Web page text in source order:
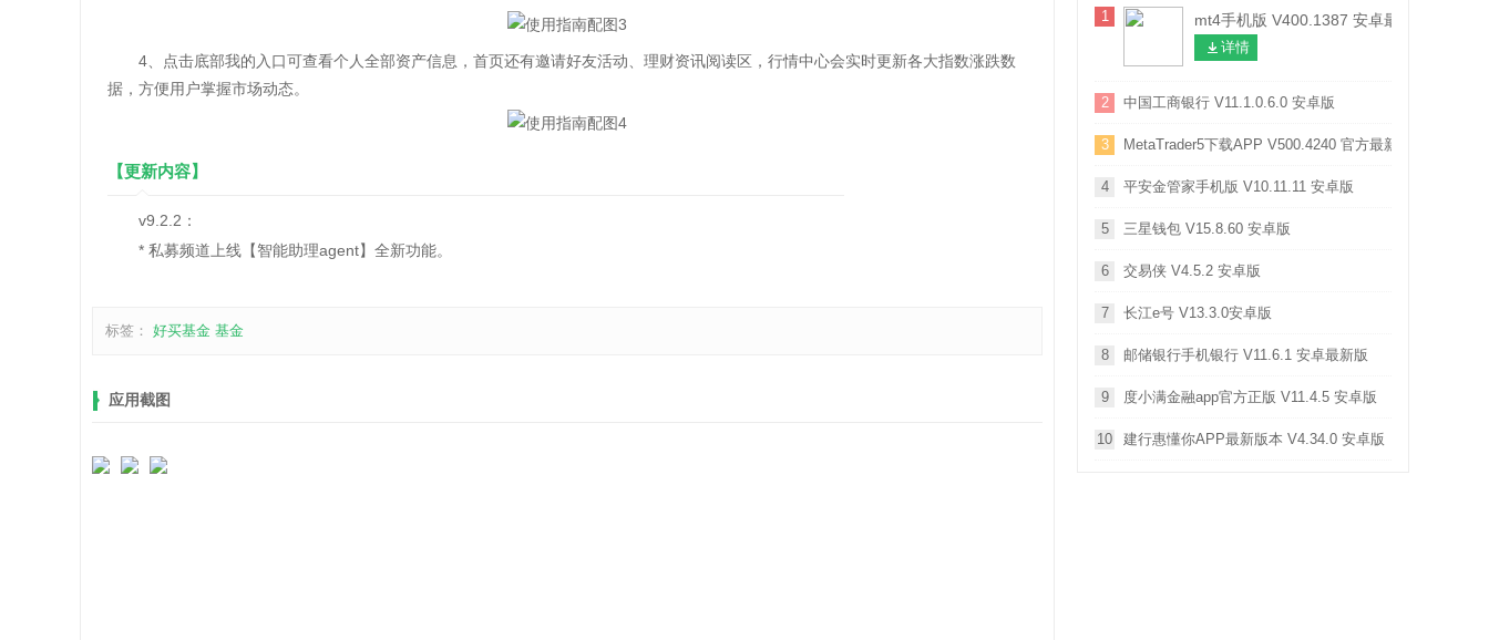
4、点击底部我的入口可查看个人全部资产信息，首页还有邀请好友活动、理财资讯阅读区，行情中心会实时更新各大指数涨跌数
据，方便用户掌握市场动态。
【更新内容】
v9.2.2：
* 私募频道上线【智能助理agent】全新功能。
标签： 好买基金 基金
应用截图
1 mt4手机版 V400.1387 安卓最新版
详情
2 中国工商银行 V11.1.0.6.0 安卓版
3 MetaTrader5下载APP V500.4240 官方最新版
4 平安金管家手机版 V10.11.11 安卓版
5 三星钱包 V15.8.60 安卓版
6 交易侠 V4.5.2 安卓版
7 长江e号 V13.3.0安卓版
8 邮储银行手机银行 V11.6.1 安卓最新版
9 度小满金融app官方正版 V11.4.5 安卓版
10 建行惠懂你APP最新版本 V4.34.0 安卓版